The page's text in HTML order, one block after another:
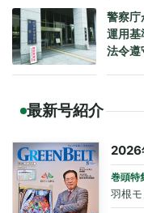
警察庁
運用基
法令遵
最新号紹介
2026
巻頭特
羽根モ